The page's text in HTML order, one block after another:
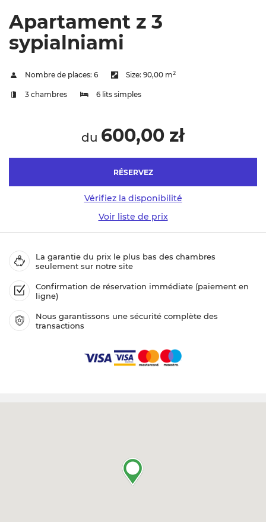
Apartament z 3
sypialniami
Nombre de places: 6 Size: 90,00 m2
3 chambres 6 lits simples
du 600,00 zł
RÉSERVEZ
Vérifiez la disponibilité
Voir liste de prix
La garantie du prix le plus bas des chambres
seulement sur notre site
Confirmation de réservation immédiate (paiement en
ligne)
Nous garantissons une sécurité complète des
transactions